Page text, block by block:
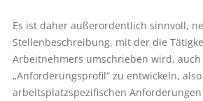
Es ist daher außerordentlich sinnvoll,
Stellenbeschreibung, mit der die
Arbeitnehmers umschrieben wird, auch
„Anforderungsprofil“ zu entwickeln,
arbeitsplatzspezifischen